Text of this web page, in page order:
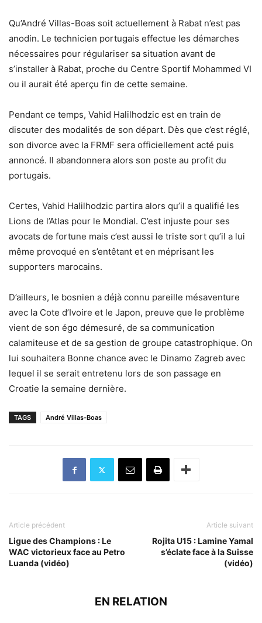
Qu’André Villas-Boas soit actuellement à Rabat n’est pas
anodin. Le technicien portugais effectue les démarches
nécessaires pour régulariser sa situation avant de
s’installer à Rabat, proche du Centre Sportif Mohammed VI
ou il aurait été aperçu fin de cette semaine.
Pendant ce temps, Vahid Halilhodzic est en train de
discuter des modalités de son départ. Dès que c’est réglé,
son divorce avec la FRMF sera officiellement acté puis
annoncé. Il abandonnera alors son poste au profit du
portugais.
Certes, Vahid Halilhodzic partira alors qu’il a qualifié les
Lions de l’Atlas pour le Mondial. C’est injuste pour ses
avocats de fortune mais c’est aussi le triste sort qu’il a lui
même provoqué en s’entêtant et en méprisant les
supporters marocains.
D’ailleurs, le bosnien a déjà connu pareille mésaventure
avec la Cote d’Ivoire et le Japon, preuve que le problème
vient de son égo démesuré, de sa communication
calamiteuse et de sa gestion de groupe catastrophique. On
lui souhaitera Bonne chance avec le Dinamo Zagreb avec
lequel il se serait entretenu lors de son passage en
Croatie la semaine dernière.
TAGS André Villas-Boas
Article précédent
Ligue des Champions : Le
WAC victorieux face au Petro
Luanda (vidéo)
Article suivant
Rojita U15 : Lamine Yamal
s’éclate face à la Suisse
(vidéo)
EN RELATION